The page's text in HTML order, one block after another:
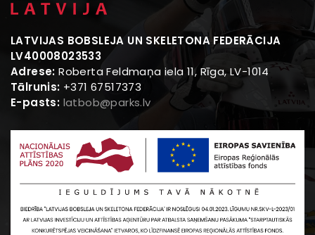
LATVIJAS BOBSLEJA UN SKELETONA FEDERĀCIJA
LV40008023533
Adrese:Roberta Feldmaņa iela 11, Rīga, LV-1014
Tālrunis: +371 67517373
E-pasts: latbob@parks.lv